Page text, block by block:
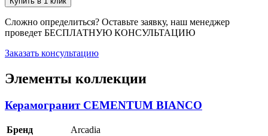
Сложно определиться? Оставьте заявку, наш менеджер
проведет БЕСПЛАТНУЮ КОНСУЛЬТАЦИЮ
Заказать консультацию
Элементы коллекции
Керамогранит CEMENTUM BIANCO
Бренд
Arcadia